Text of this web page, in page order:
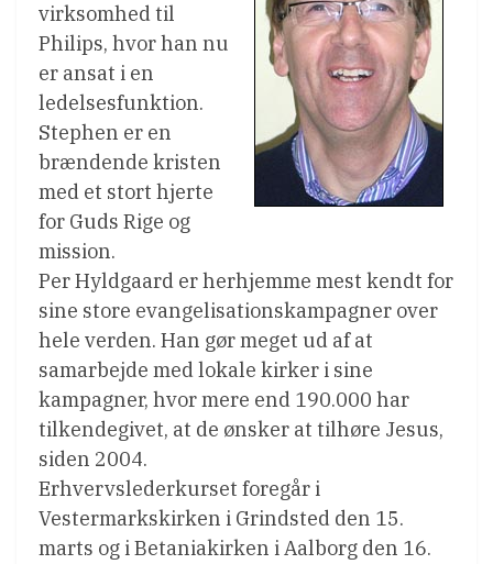
virksomhed til
Philips, hvor han nu
er ansat i en
ledelsesfunktion.
Stephen er en
brændende kristen
med et stort hjerte
for Guds Rige og
mission.
Per Hyldgaard er herhjemme mest kendt for
sine store evangelisationskampagner over
hele verden. Han gør meget ud af at
samarbejde med lokale kirker i sine
kampagner, hvor mere end 190.000 har
tilkendegivet, at de ønsker at tilhøre Jesus,
siden 2004.
Erhvervslederkurset foregår i
Vestermarkskirken i Grindsted den 15.
marts og i Betaniakirken i Aalborg den 16.